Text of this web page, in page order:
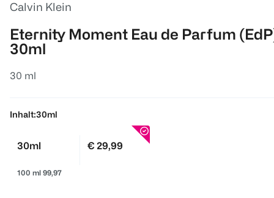
Calvin Klein
Eternity Moment Eau de Parfum
30ml
30 ml
Inhalt:30ml
30ml
100 ml 99,97
€ 29,99